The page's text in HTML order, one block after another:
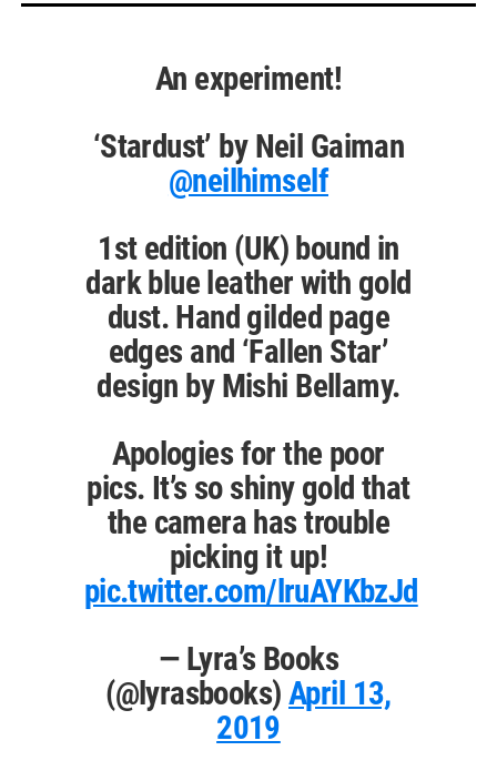
An experiment!
‘Stardust’ by Neil Gaiman
@neilhimself
1st edition (UK) bound in
dark blue leather with gold
dust. Hand gilded page
edges and ‘Fallen Star’
design by Mishi Bellamy.
Apologies for the poor
pics. It’s so shiny gold that
the camera has trouble
picking it up!
pic.twitter.com/lruAYKbzJd
— Lyra’s Books
(@lyrasbooks)April 13,
2019